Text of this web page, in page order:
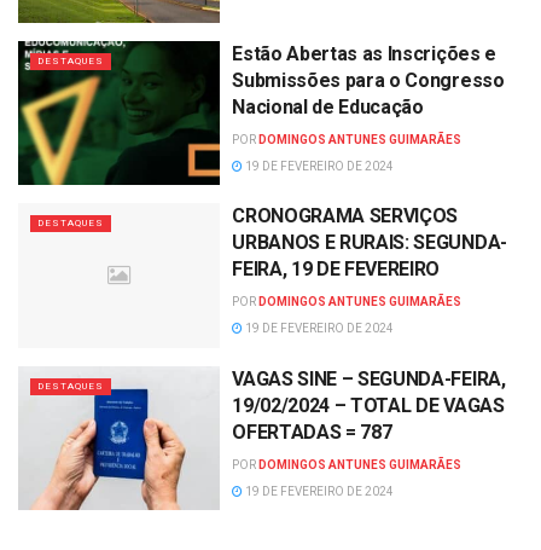
DESTAQUES
Estão Abertas as Inscrições e
Submissões para o Congresso
Nacional de Educação
POR DOMINGOS ANTUNES GUIMARÃES
19 DE FEVEREIRO DE 2024
DESTAQUES
CRONOGRAMA SERVIÇOS
URBANOS E RURAIS: SEGUNDA-
FEIRA, 19 DE FEVEREIRO
POR DOMINGOS ANTUNES GUIMARÃES
19 DE FEVEREIRO DE 2024
DESTAQUES
VAGAS SINE – SEGUNDA-FEIRA,
19/02/2024 – TOTAL DE VAGAS
OFERTADAS = 787
POR DOMINGOS ANTUNES GUIMARÃES
19 DE FEVEREIRO DE 2024